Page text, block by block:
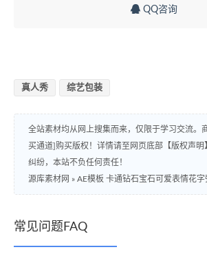
QQ咨询
真人秀 综艺包装
全站素材均从网上搜集而来，仅限于学习交流。
买通道]购买版权！详情请至网页底部【版权声明
纠纷，本站不负任何责任！
源库素材网 » AE模板 卡通钻石宝石可爱表情花字
常见问题FAQ